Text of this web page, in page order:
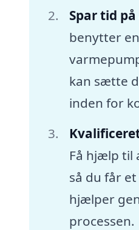
Spar tid
benytter
kan sætte
inden for
Få hjælp til
så du får
hjælper
processen.